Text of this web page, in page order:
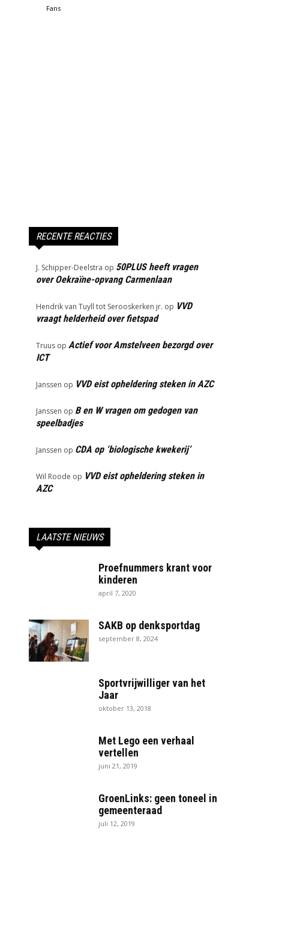
Fans
RECENTE REACTIES
J. Schipper-Deelstra op 50PLUS heeft vragen
over Oekraïne-opvang Carmenlaan
Hendrik van Tuyll tot Serooskerken jr. op VVD
vraagt helderheid over fietspad
Truus op Actief voor Amstelveen bezorgd over
ICT
Janssen op VVD eist opheldering steken in AZC
Janssen op B en W vragen om gedogen van
speelbadjes
Janssen op CDA op ‘biologische kwekerij’
Wil Roode op VVD eist opheldering steken in
AZC
LAATSTE NIEUWS
Proefnummers krant voor
kinderen
april 7, 2020
SAKB op denksportdag
september 8, 2024
Sportvrijwilliger van het
Jaar
oktober 13, 2018
Met Lego een verhaal
vertellen
juni 21, 2019
GroenLinks: geen toneel in
gemeenteraad
juli 12, 2019